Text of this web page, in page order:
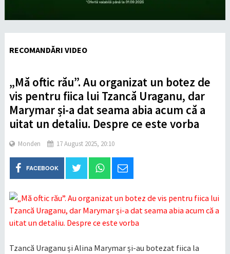
RECOMANDĂRI VIDEO
„Mă oftic rău”. Au organizat un botez de
vis pentru fiica lui Tzancă Uraganu, dar
Marymar și-a dat seama abia acum că a
uitat un detaliu. Despre ce este vorba
Monden 17 August 2025, 20:10
FACEBOOK
Tzancă Uraganu și Alina Marymar și-au botezat fiica la